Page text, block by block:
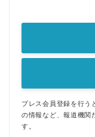
プレス会員登録を行う
の情報など、報道機関
す。